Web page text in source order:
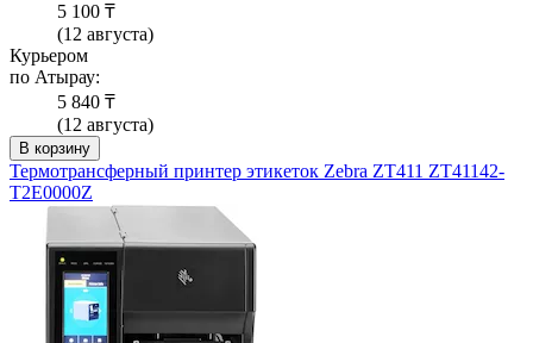
5 100 ₸
(12 августа)
Курьером
по Атырау:
5 840 ₸
(12 августа)
В корзину
Термотрансферный принтер этикеток Zebra ZT411 ZT41142-
T2E0000Z